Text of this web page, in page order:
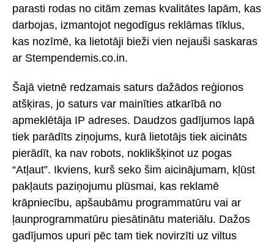
parasti rodas no citām zemas kvalitātes lapām, kas
darbojas, izmantojot negodīgus reklāmas tīklus,
kas nozīmē, ka lietotāji bieži vien nejauši saskaras
ar Stempendemis.co.in.
Šajā vietnē redzamais saturs dažādos reģionos
atšķiras, jo saturs var mainīties atkarībā no
apmeklētāja IP adreses. Daudzos gadījumos lapā
tiek parādīts ziņojums, kurā lietotājs tiek aicināts
pierādīt, ka nav robots, noklikšķinot uz pogas
“Atļaut”. Ikviens, kurš seko šim aicinājumam, kļūst
pakļauts paziņojumu plūsmai, kas reklamē
krāpniecību, apšaubāmu programmatūru vai ar
ļaunprogrammatūru piesātinātu materiālu. Dažos
gadījumos upuri pēc tam tiek novirzīti uz viltus